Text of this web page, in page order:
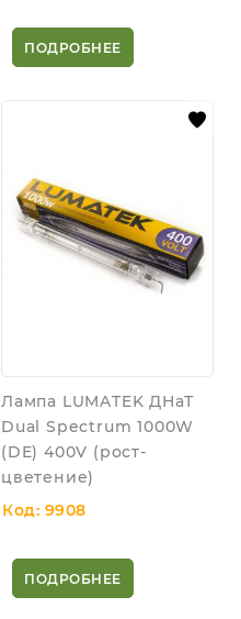
ПОДРОБНЕЕ
Лампа LUMATEK ДНаТ
Dual Spectrum 1000W
(DE) 400V (рост-
цветение)
Код: 9908
ПОДРОБНЕЕ